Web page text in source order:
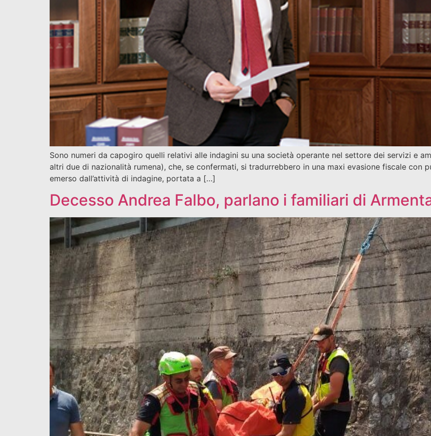
Sono numeri da capogiro quelli relativi alle indagini su una società operante nel settore dei servizi e
altri due di nazionalità rumena), che, se confermati, si tradurrebbero in una maxi evasione fiscale con
emerso dall’attività di indagine, portata a […]
Decesso Andrea Falbo, parlano i familiari di